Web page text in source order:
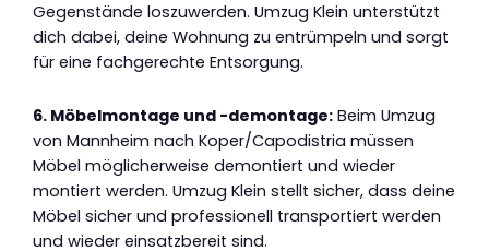
Gegenstände loszuwerden. Umzug Klein unterstützt
dich dabei, deine Wohnung zu entrümpeln und sorgt
für eine fachgerechte Entsorgung.
6. Möbelmontage und -demontage: Beim Umzug
von Mannheim nach Koper/Capodistria müssen
Möbel möglicherweise demontiert und wieder
montiert werden. Umzug Klein stellt sicher, dass deine
Möbel sicher und professionell transportiert werden
und wieder einsatzbereit sind.